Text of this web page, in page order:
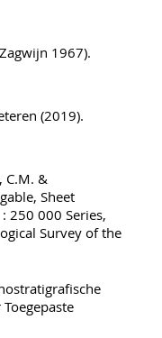
1967).
(2019).
C.M. &
Sheet
250 000 Series,
Survey of the